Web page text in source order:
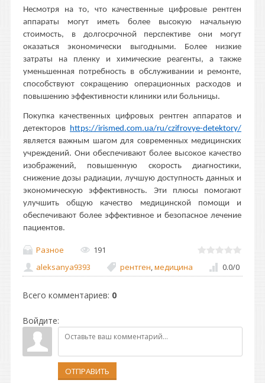
Несмотря на то, что качественные цифровые рентген
аппараты могут иметь более высокую начальную
стоимость, в долгосрочной перспективе они могут
оказаться экономически выгодными. Более низкие
затраты на пленку и химические реагенты, а также
уменьшенная потребность в обслуживании и ремонте,
способствуют сокращению операционных расходов и
повышению эффективности клиники или больницы.
Покупка качественных цифровых рентген аппаратов и
детекторов https://irismed.com.ua/ru/czifrovye-detektory/
является важным шагом для современных медицинских
учреждений. Они обеспечивают более высокое качество
изображений, повышенную скорость диагностики,
снижение дозы радиации, лучшую доступность данных и
экономическую эффективность. Эти плюсы помогают
улучшить общую качество медицинской помощи и
обеспечивают более эффективное и безопасное лечение
пациентов.
Разное
191
aleksanya9393
рентген,медицина 0.0/0
Всего комментариев: 0
Войдите:
ОТПРАВИТЬ